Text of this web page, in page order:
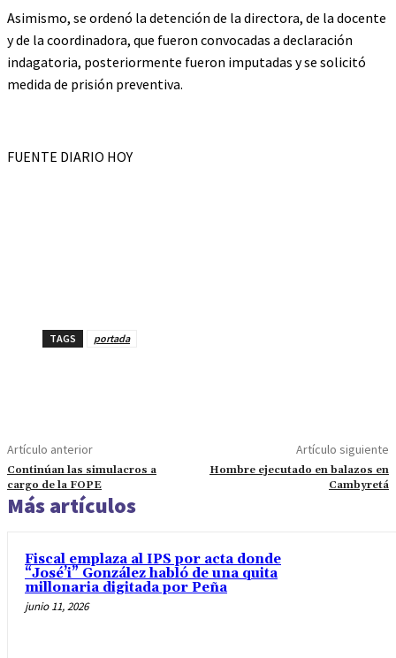
Asimismo, se ordenó la detención de la directora, de la docente
y de la coordinadora, que fueron convocadas a declaración
indagatoria, posteriormente fueron imputadas y se solicitó
medida de prisión preventiva.
FUENTE DIARIO HOY
TAGS portada
Artículo anterior
Continúan las simulacros a
cargo de la FOPE
Artículo siguiente
Hombre ejecutado en balazos en
Cambyretá
Más artículos
Fiscal emplaza al IPS por acta donde
“José’i” González habló de una quita
millonaria digitada por Peña
junio 11, 2026